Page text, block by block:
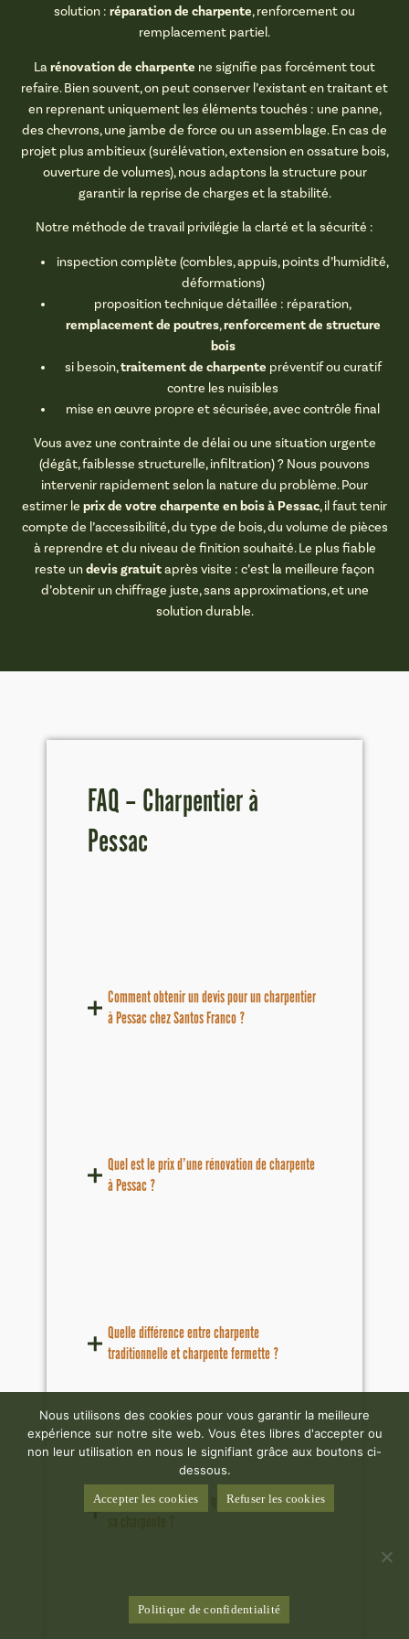
solution : réparation de charpente, renforcement ou
remplacement partiel.
Larénovation de charpente ne signifie pas forcément tout
refaire. Bien souvent, on peut conserver l’existant en traitant et
en reprenant uniquement les éléments touchés : une panne,
des chevrons, une jambe de force ou un assemblage. En cas de
projet plus ambitieux (surélévation, extension en ossature bois,
ouverture de volumes), nous adaptons la structure pour
garantir la reprise de charges et la stabilité.
Notre méthode de travail privilégie la clarté et la sécurité :
inspection complète (combles, appuis, points d’humidité,
déformations)
proposition technique détaillée : réparation,
remplacement de poutres,renforcement de structure
bois
si besoin,traitement de charpente préventif ou curatif
contre les nuisibles
mise en œuvre propre et sécurisée, avec contrôle final
Vous avez une contrainte de délai ou une situation urgente
(dégât, faiblesse structurelle, infiltration) ? Nous pouvons
intervenir rapidement selon la nature du problème. Pour
estimer le prix de votre charpente en bois à Pessac, il faut tenir
compte de l’accessibilité, du type de bois, du volume de pièces
à reprendre et du niveau de finition souhaité. Le plus fiable
reste undevis gratuitaprès visite : c’est la meilleure façon
d’obtenir un chiffrage juste, sans approximations, et une
solution durable.
FAQ – Charpentier à
Pessac
Comment obtenir un devis pour un charpentier
à Pessac chez Santos Franco ?
Quel est le prix d’une rénovation de charpente
à Pessac ?
Quelle différence entre charpente
traditionnelle et charpente fermette ?
Quels signes indiquent qu’il faut faire vérifier
Nous utilisons des cookies pour vous garantir la meilleure
expérience sur notre site web. Vous êtes libres d'accepter ou
non leur utilisation en nous le signifiant grâce aux boutons ci-
dessous.
Accepter les cookies Refuser les cookies
Politique de confidentialité